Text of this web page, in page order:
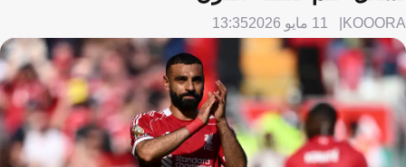
KOOORA 11 مايو 2026 13:35